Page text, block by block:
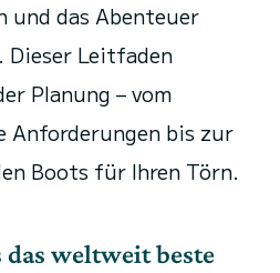
und das Abenteuer
Leitfaden
Planung – vom
Anforderungen bis zur
Boots für Ihren Törn.
das weltweit beste